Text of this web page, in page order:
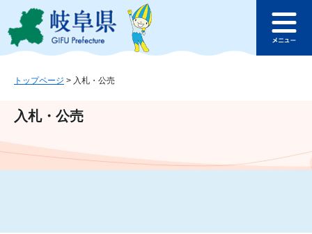
ジ
ュ
文
このページの本文へ
ュ
トップページ > 入札・公売
入札・公売